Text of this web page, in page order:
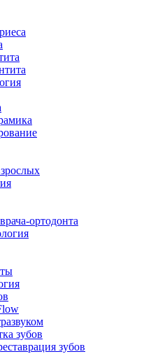
ортодонта
зубов
зубов